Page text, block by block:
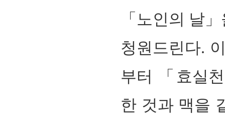
「노인의 날
청원드린다.
부터 「효실
한 것과 맥을